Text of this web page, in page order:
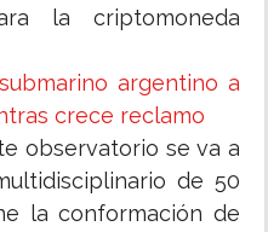
la criptomoneda
argentino a
crece reclamo
observatorio se va a
de 50
la conformación de